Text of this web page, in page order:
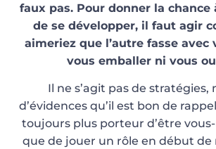
faux pas. Pour donner la chance
de se développer, il faut agir
aimeriez que l’autre fasse avec
vous emballer ni vous
Il ne s’agit pas de stratégies,
d’évidences qu’il est bon de
toujours plus porteur d’être
que de jouer un rôle en début de